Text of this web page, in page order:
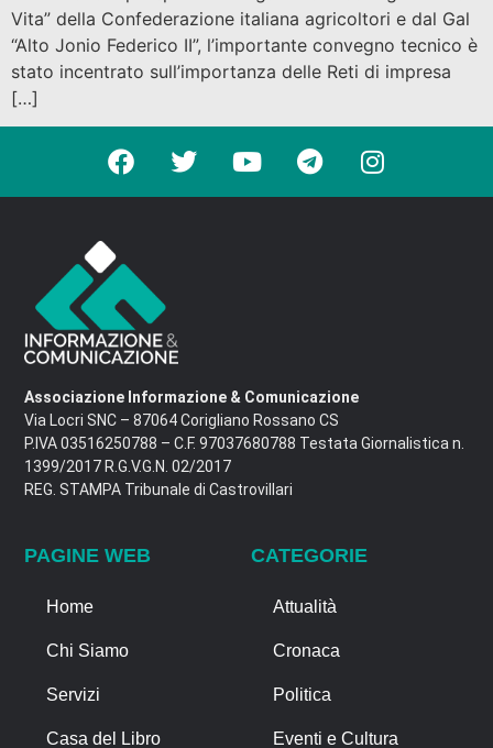
Vita” della Confederazione italiana agricoltori e dal Gal
“Alto Jonio Federico II”, l’importante convegno tecnico è
stato incentrato sull’importanza delle Reti di impresa
[…]
Associazione Informazione & Comunicazione
Via Locri SNC – 87064 Corigliano Rossano CS
P.IVA 03516250788 – C.F. 97037680788 Testata Giornalistica n.
1399/2017 R.G.V.G.N. 02/2017
REG. STAMPA Tribunale di Castrovillari
PAGINE WEB
Home
Chi Siamo
Servizi
Casa del Libro
CATEGORIE
Attualità
Cronaca
Politica
Eventi e Cultura